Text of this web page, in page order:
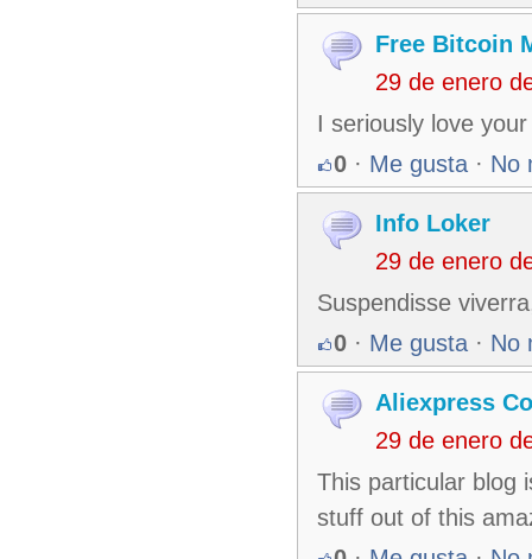
Free Bitcoin
29 de enero
I seriously love
0 · Me gusta · No
Info Loker
29 de enero
Suspendisse
0 · Me gusta · No
Aliexpress
29 de enero
This particular blog
stuff out of this